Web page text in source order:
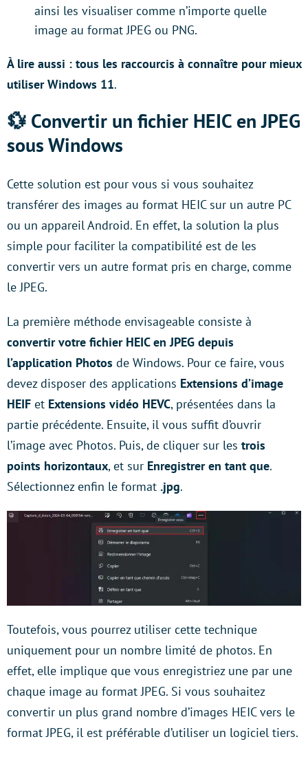
ainsi les visualiser comme n’importe quelle
image au format JPEG ou PNG.
À lire aussi : tous les raccourcis à connaître pour mieux
utiliser Windows 11.
💱 Convertir un fichier HEIC en JPEG
sous Windows
Cette solution est pour vous si vous souhaitez
transférer des images au format HEIC sur un autre PC
ou un appareil Android. En effet, la solution la plus
simple pour faciliter la compatibilité est de les
convertir vers un autre format pris en charge, comme
le JPEG.
La première méthode envisageable consiste à
convertir votre fichier HEIC en JPEG depuis
l’application Photos de Windows. Pour ce faire, vous
devez disposer des applications Extensions d’image
HEIF et Extensions vidéo HEVC, présentées dans la
partie précédente. Ensuite, il vous suffit d’ouvrir
l’image avec Photos. Puis, de cliquer sur les trois
points horizontaux, et sur Enregistrer en tant que.
Sélectionnez enfin le format .jpg.
Toutefois, vous pourrez utiliser cette technique
uniquement pour un nombre limité de photos. En
effet, elle implique que vous enregistriez une par une
chaque image au format JPEG. Si vous souhaitez
convertir un plus grand nombre d’images HEIC vers le
format JPEG, il est préférable d’utiliser un logiciel tiers.